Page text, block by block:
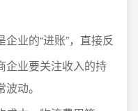
企业的“进账”，直接反
企业要关注收入的持
动。